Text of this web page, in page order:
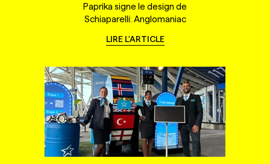
Paprika signe le design de
Schiaparelli: Anglomaniac
LIRE L'ARTICLE